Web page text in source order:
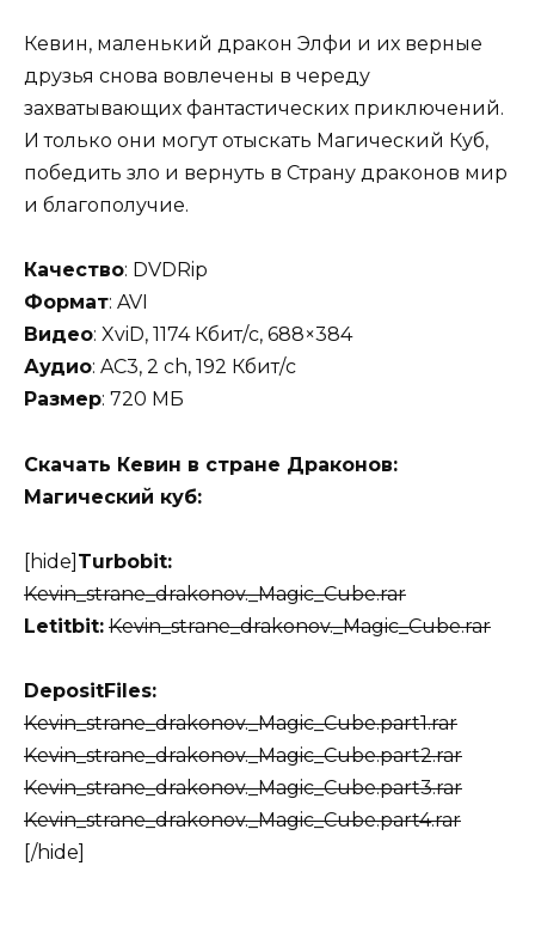
Кевин, маленький дракон Элфи и их верные
друзья снова вовлечены в череду
захватывающих фантастических приключений.
И только они могут отыскать Магический Куб,
победить зло и вернуть в Страну драконов мир
и благополучие.
Качество: DVDRip
Формат: AVI
Видео: XviD, 1174 Кбит/с, 688×384
Аудио: AC3, 2 ch, 192 Кбит/с
Размер: 720 МБ
Скачать Кевин в стране Драконов:
Магический куб:
[hide] Turbobit:
Kevin_strane_drakonov._Magic_Cube.rar
Letitbit: Kevin_strane_drakonov._Magic_Cube.rar
DepositFiles:
Kevin_strane_drakonov._Magic_Cube.part1.rar
Kevin_strane_drakonov._Magic_Cube.part2.rar
Kevin_strane_drakonov._Magic_Cube.part3.rar
Kevin_strane_drakonov._Magic_Cube.part4.rar
[/hide]